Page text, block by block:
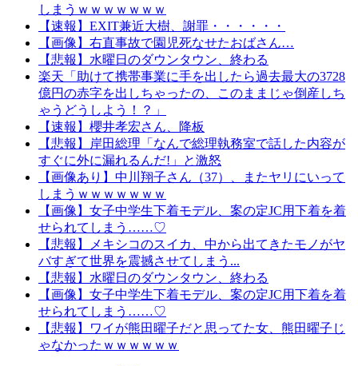
しまうｗｗｗｗｗｗｗ
【速報】EXIT兼近大樹、謝罪・・・・・・
【画像】右直事故で園児死なせたおばさん…
【悲報】水曜日のダウンタウン、終わる
楽天「助けて携帯事業に手を出したら過去最大の3728
億円の赤字を出しちゃったの、このままじゃ倒産しち
ゃうどうしよう！？」
【速報】櫻井孝宏さん、降板
【悲報】岸田総理「なんで総理執務室で話した内容が
すぐに外に漏れるんだ!」と激怒
【画像あり】中川翔子さん（37）、またヤリにいって
しまうｗｗｗｗｗｗｗ
【画像】女子中学生下着モデル、案の定JC用下着を着
せられてしまう……♡
【悲報】メキシコのスイカ、中から出てきたモノがヤ
バすぎて世界を震撼させてしまう...
【悲報】水曜日のダウンタウン、終わる
【画像】女子中学生下着モデル、案の定JC用下着を着
せられてしまう……♡
【悲報】ワイが熊田曜子だと思ってた女、熊田曜子じ
ゃなかったｗｗｗｗｗｗ